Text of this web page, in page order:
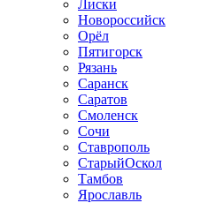
Лиски
Новороссийск
Орёл
Пятигорск
Рязань
Саранск
Саратов
Смоленск
Сочи
Ставрополь
СтарыйОскол
Тамбов
Ярославль